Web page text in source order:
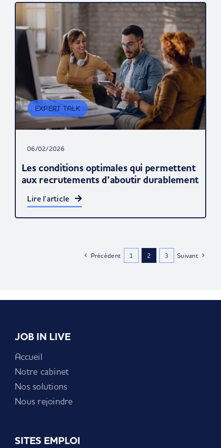
EXPERT TALK
06/02/2026
Les conditions optimales qui permettent
aux recrutements d’aboutir durablement
Lire l'article
Précédent 1 2 3 Suivant
JOB IN LIVE
Accueil
Notre cabinet
Nos solutions
Nous rejoindre
SITES EMPLOI